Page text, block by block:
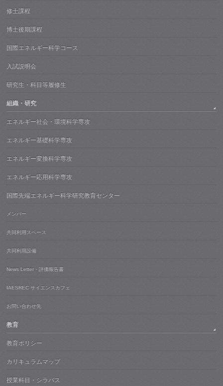
修士課程
博士後期課程
国際エネルギー科学コース
入試説明会
研究生・科目等履修生
組織・研究
エネルギー社会・環境科学専攻
エネルギー基礎科学専攻
エネルギー変換科学専攻
エネルギー応用科学専攻
国際先端エネルギー科学研究教育センター
メンバー
共同利用スペース
共同利用設備
News Letter・評価報告書
IAESREC サイエンスカフェ
お問い合わせ先
教育
教育ポリシー
カリキュラムマップ
授業科目・シラバス